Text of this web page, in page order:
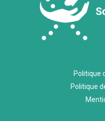
Politique
Politique